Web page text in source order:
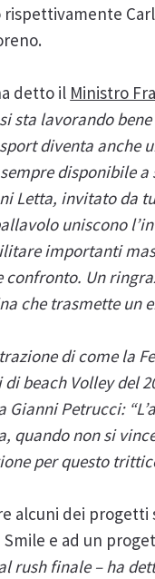
detto il Ministro
sta lavorando
diventa anche
disponibile
Letta, invitato da
uniscono
importanti
Un
che trasmette un
di come la
beach Volley del
Petrucci:
non si
per questo
alcuni dei
e ad un
rush finale – ha